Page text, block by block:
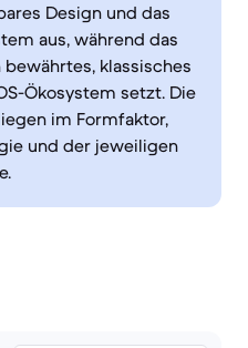
Design und das
aus, während das
bewährtes, klassisches
Ökosystem setzt. Die
im Formfaktor,
und der jeweiligen